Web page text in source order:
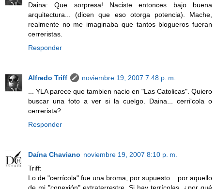
Daina: Que sorpresa! Naciste entonces bajo buena
arquitectura... (dicen que eso otorga potencia). Mache,
realmente no me imaginaba que tantos blogueros fueran
cerreristas.
Responder
Alfredo Triff
noviembre 19, 2007 7:48 p. m.
... YLA parece que tambien nacio en "Las Catolicas". Quiero
buscar una foto a ver si la cuelgo. Daina... cerri'cola o
cerrerista?
Responder
Daína Chaviano noviembre 19, 2007 8:10 p. m.
Triff:
Lo de "cerrícola" fue una broma, por supuesto... por aquello
de mi "conexión" extraterrestre. Si hay terrícolas, ¿por qué